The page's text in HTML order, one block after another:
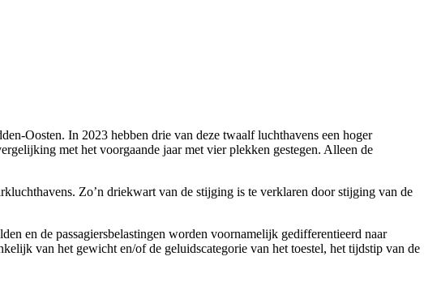
Oosten. In 2023 hebben drie van deze twaalf luchthavens een hoger
met het voorgaande jaar met vier plekken gestegen. Alleen de
Zo’n driekwart van de stijging is te verklaren door stijging van de
en de passagiersbelastingen worden voornamelijk gedifferentieerd naar
van het gewicht en/of de geluidscategorie van het toestel, het tijdstip van de